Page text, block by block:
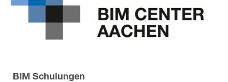
BIM Schulungen